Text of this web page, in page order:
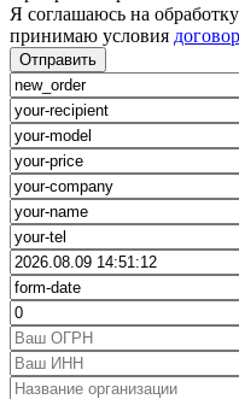
Я соглашаюсь на обработку
принимаю условия